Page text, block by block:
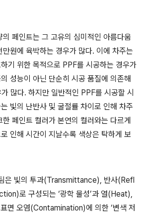
페인트는 그 고유의 심미적인 아름다움
원에 육박하는 경우가 많다. 이에 차주는
기 위한 목적으로 PPF를 시공하는 경우가
성능이 아닌 단순히 시공 품질에 의존해
많다. 하지만 일반적인 PPF를 시공할 시
빛의 난반사 및 굴절률 차이로 인해 차주
페인트 컬러가 본연의 컬러와는 다르게
인해 시간이 지날수록 색상은 탁하게 보
은 빛의 투과(Transmittance), 반사(Refl
로 구성되는 ‘광학 물성’과 열(Heat),
표면 오염(Contamination)에 의한 ‘변색 저